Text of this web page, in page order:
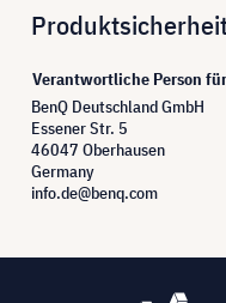
Verantwortliche Person
BenQ Deutschland GmbH
Essener Str. 5
46047 Oberhausen
Germany
info.de@benq.com